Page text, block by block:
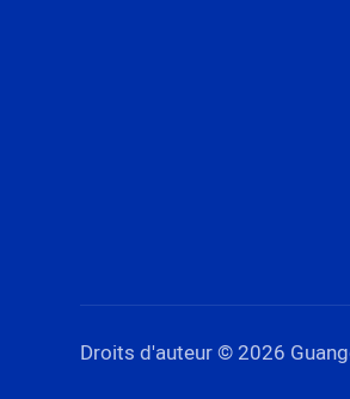
Droits d'auteur © 2026